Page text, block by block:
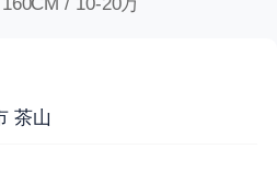
茶山